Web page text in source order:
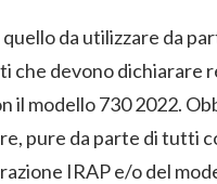
da utilizzare da
che devono dichiarare
il modello 730 2022.
pure da parte di tutti
IRAP e/o del